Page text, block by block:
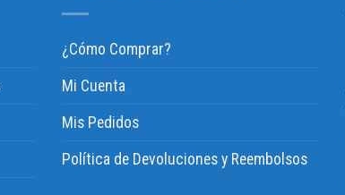
¿Cómo Comprar?
Mi Cuenta
Mis Pedidos
Política de Devoluciones y Reembolsos